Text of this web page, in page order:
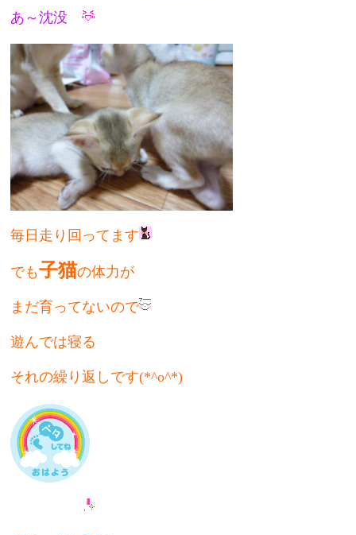
あ～沈没
毎日走り回ってます
でも子猫の体力が
まだ育ってないので
遊んでは寝る
それの繰り返しです(*^o^*)